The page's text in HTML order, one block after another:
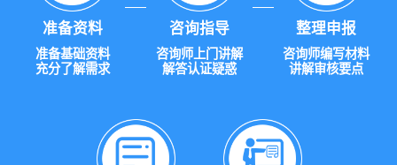
准备资料
准备基础资料
充分了解需求
咨询指导
咨询师上门讲解
解答认证疑惑
整理申报
咨询师编写材料
讲解审核要点